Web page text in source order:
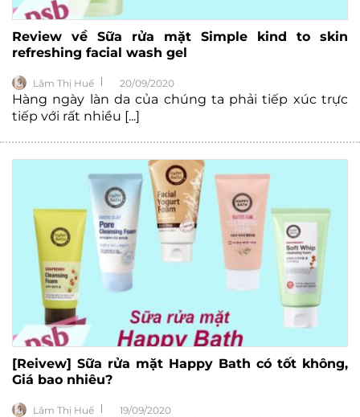
Review về Sữa rửa mặt Simple kind to skin
refreshing facial wash gel
Lâm Thị Huế 20/09/2020
Hàng ngày làn da của chúng ta phải tiếp xúc trực
tiếp với rất nhiều [...]
[Reivew] Sữa rửa mặt Happy Bath có tốt không,
Giá bao nhiêu?
Lâm Thị Huế 19/09/2020